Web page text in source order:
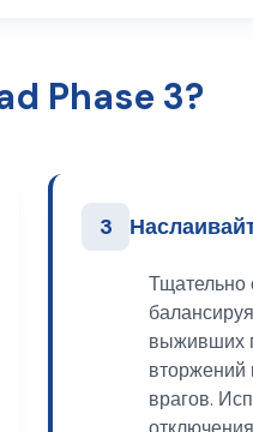
Phase 3?
3
Тщательно
выживших
врагов.